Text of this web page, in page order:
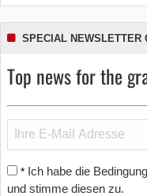
SPECIAL NEWSLETTER
Top news for the
* Ich habe die
und stimme diesen zu.